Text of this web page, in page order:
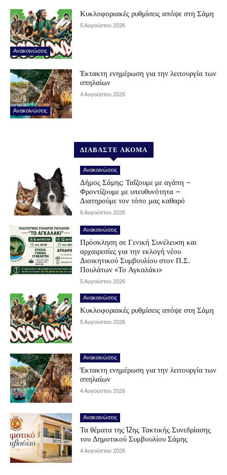
Ανακοινώσεις
Κυκλοφοριακές ρυθμίσεις απόψε στη Σάμη
5 Αυγούστου 2026
Ανακοινώσεις
Έκτακτη ενημέρωση για την λειτουργία των
σπηλαίων
4 Αυγούστου 2026
ΔΙΑΒΑΣΤΕ ΑΚΟΜΑ
Ανακοινώσεις
Δήμος Σάμης: Ταΐζουμε με αγάπη –
Φροντίζουμε με υπευθυνότητα –
Διατηρούμε τον τόπο μας καθαρό
6 Αυγούστου 2026
Ανακοινώσεις
Πρόσκληση σε Γενική Συνέλευση και
αρχαιρεσίες για την εκλογή νέου
Διοικητικού Συμβουλίου στον Π.Σ.
Πουλάτων «Το Αγκαλάκι»
5 Αυγούστου 2026
Ανακοινώσεις
Κυκλοφοριακές ρυθμίσεις απόψε στη Σάμη
5 Αυγούστου 2026
Ανακοινώσεις
Έκτακτη ενημέρωση για την λειτουργία των
σπηλαίων
4 Αυγούστου 2026
Ανακοινώσεις
Τα θέματα της 12ης Τακτικής Συνεδρίασης
του Δημοτικού Συμβουλίου Σάμης
4 Αυγούστου 2026